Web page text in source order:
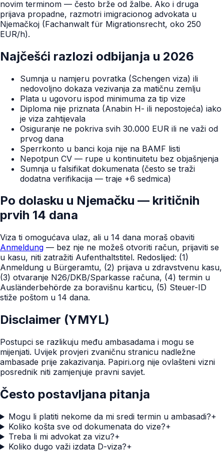
novim terminom — često brže od žalbe. Ako i druga
prijava propadne, razmotri imigracionog advokata u
Njemačkoj (Fachanwalt für Migrationsrecht, oko 250
EUR/h).
Najčešći razlozi odbijanja u 2026
Sumnja u namjeru povratka (Schengen viza) ili
nedovoljno dokaza vezivanja za matičnu zemlju
Plata u ugovoru ispod minimuma za tip vize
Diploma nije priznata (Anabin H- ili nepostojeća) iako
je viza zahtijevala
Osiguranje ne pokriva svih 30.000 EUR ili ne važi od
prvog dana
Sperrkonto u banci koja nije na BAMF listi
Nepotpun CV — rupe u kontinuitetu bez objašnjenja
Sumnja u falsifikat dokumenata (često se traži
dodatna verifikacija — traje +6 sedmica)
Po dolasku u Njemačku — kritičnih
prvih 14 dana
Viza ti omogućava ulaz, ali u 14 dana moraš obaviti
Anmeldung — bez nje ne možeš otvoriti račun, prijaviti se
u kasu, niti zatražiti Aufenthaltstitel. Redoslijed: (1)
Anmeldung u Bürgeramtu, (2) prijava u zdravstvenu kasu,
(3) otvaranje N26/DKB/Sparkasse računa, (4) termin u
Ausländerbehörde za boravišnu karticu, (5) Steuer-ID
stiže poštom u 14 dana.
Disclaimer (YMYL)
Postupci se razlikuju među ambasadama i mogu se
mijenjati. Uvijek provjeri zvaničnu stranicu nadležne
ambasade prije zakazivanja. Papiri.org nije ovlašteni vizni
posrednik niti zamjenjuje pravni savjet.
Često postavljana pitanja
Mogu li platiti nekome da mi sredi termin u ambasadi?+
Koliko košta sve od dokumenata do vize?+
Treba li mi advokat za vizu?+
Koliko dugo važi izdata D-viza?+